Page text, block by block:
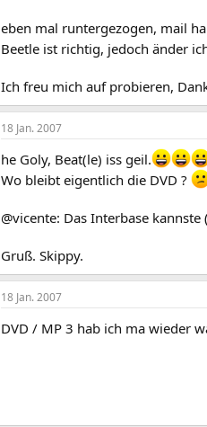
eben mal runtergezogen, mail
Beetle ist richtig, jedoch änder
Ich freu mich auf probieren,
18 Jan. 2007
he Goly, Beat(le) iss geil.
Wo bleibt eigentlich die DVD ?
@vicente: Das Interbase
Gruß. Skippy.
18 Jan. 2007
DVD / MP 3 hab ich ma wieder